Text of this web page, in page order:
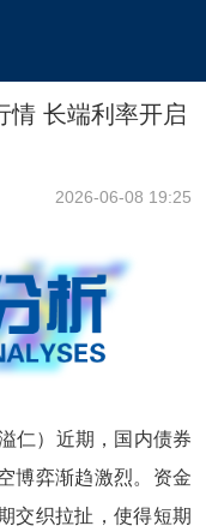
情 长端利率开启
2026-06-08 19:25
仁）近期，国内债券
博弈渐趋激烈。资金
交织拉扯，使得短期